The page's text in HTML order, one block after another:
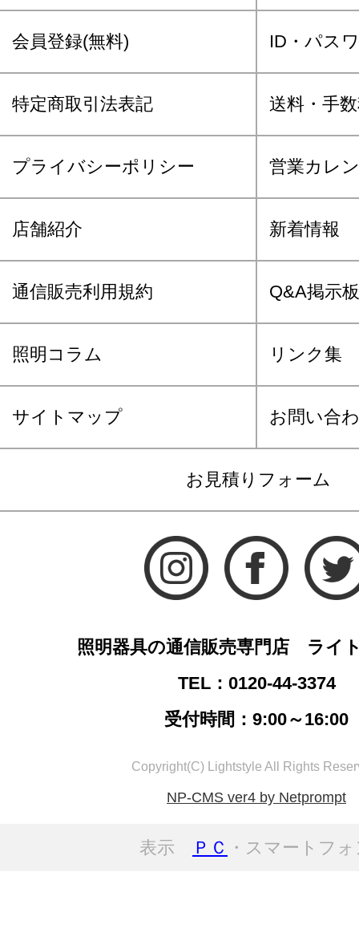
会員登録(無料) ID・パス
特定商取引法表記 送料・手
プライバシーポリシー 営業カレ
店舗紹介 新着情報
通信販売利用規約 Q&A掲示板
照明コラム リンク集
サイトマップ お問い合
お見積りフォーム
照明器具の通信販売専門店 ライ
TEL：0120-44-3374
受付時間：9:00～16:00
Copyright(C) Lightstyle All Rights
NP-CMS ver4 by Netprompt
表示 ＰＣ ・スマートフ